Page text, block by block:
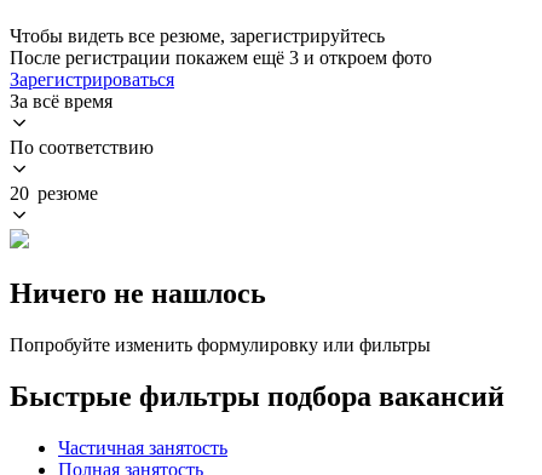
Чтобы видеть все резюме, зарегистрируйтесь
После регистрации покажем ещё 3 и откроем фото
Зарегистрироваться
За всё время
По соответствию
20 резюме
Ничего не нашлось
Попробуйте изменить формулировку или фильтры
Быстрые фильтры подбора вакансий
Частичная занятость
Полная занятость